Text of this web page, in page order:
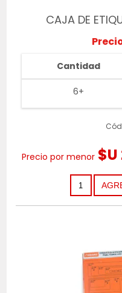
CAJA DE
Cantidad
6+
Precio por menor $U